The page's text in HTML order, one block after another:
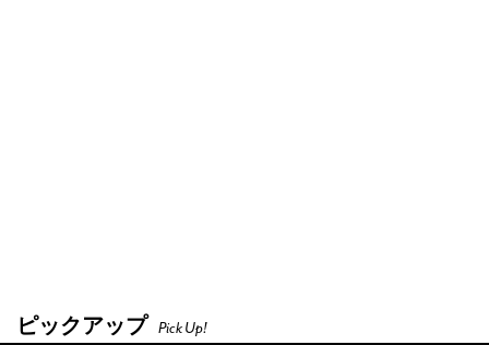
ピックアップ Pick Up!